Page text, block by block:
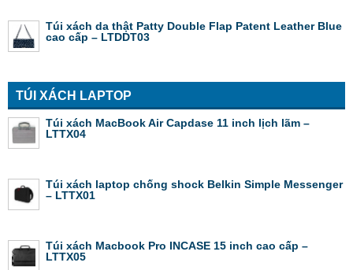
Túi xách da thật Patty Double Flap Patent Leather Blue
cao cấp – LTDDT03
TÚI XÁCH LAPTOP
Túi xách MacBook Air Capdase 11 inch lịch lãm –
LTTX04
Túi xách laptop chống shock Belkin Simple Messenger
– LTTX01
Túi xách Macbook Pro INCASE 15 inch cao cấp –
LTTX05